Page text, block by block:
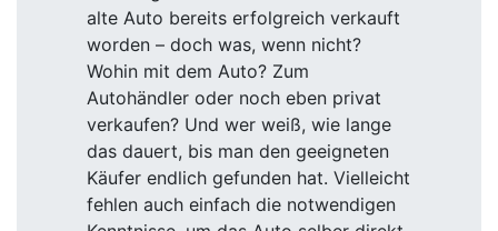
alte Auto bereits erfolgreich verkauft
worden – doch was, wenn nicht?
Wohin mit dem Auto? Zum
Autohändler oder noch eben privat
verkaufen? Und wer weiß, wie lange
das dauert, bis man den geeigneten
Käufer endlich gefunden hat. Vielleicht
fehlen auch einfach die notwendigen